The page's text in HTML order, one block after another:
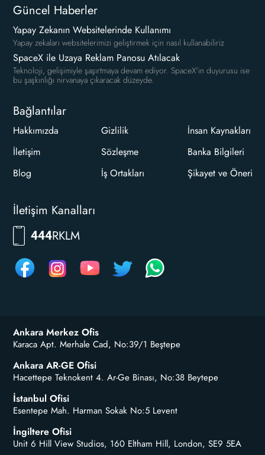
Güncel Haberler
Yapay Zekanın Websitelerinde Kullanımı
Yapay zekaları websitelerimizi geliştirmek için nasıl kullanabiliriz
SpaceX ile Uzaya Reklam Panosu Atılacak
Teknoloji, gelişimiyle şaşırtmaya devam ediyor. SpaceX'in duyurusu ise
bu şaşkınlığı nirvanaya çıkaracak düzeyde.
Bağlantılar
Hakkımızda
İletişim
Blog
Gizlilik
Sözleşme
İş Ortakları
İnsan Kaynakları
Banka Bilgileri
Şikayet ve Öneri
İletişim Kanalları
444RKLM
Ankara Merkez Ofis
Karaca Apt. Merhale Cad, No:39/1 Beştepe
Ankara AR-GE Ofisi
Hacettepe Teknokent 4. Ar-Ge Binası, No:38 Beytepe
İstanbul Ofisi
Esentepe Mah. Harman Sokak No:5 Levent
İngiltere Ofisi
Unit 6 Hill View Studios, 160 Eltham Hill, London, SE9 5EA